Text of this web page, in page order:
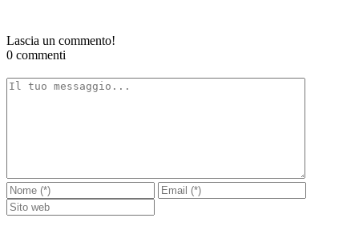
Lascia un commento!
0 commenti